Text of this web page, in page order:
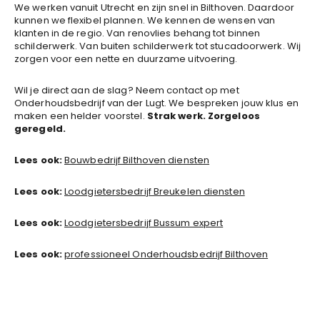
We werken vanuit Utrecht en zijn snel in Bilthoven. Daardoor
kunnen we flexibel plannen. We kennen de wensen van
klanten in de regio. Van renovlies behang tot binnen
schilderwerk. Van buiten schilderwerk tot stucadoorwerk. Wij
zorgen voor een nette en duurzame uitvoering.
Wil je direct aan de slag? Neem contact op met
Onderhoudsbedrijf van der Lugt. We bespreken jouw klus en
maken een helder voorstel. Strak werk. Zorgeloos
geregeld.
Lees ook:Bouwbedrijf Bilthoven diensten
Lees ook:Loodgietersbedrijf Breukelen diensten
Lees ook:Loodgietersbedrijf Bussum expert
Lees ook:professioneel Onderhoudsbedrijf Bilthoven